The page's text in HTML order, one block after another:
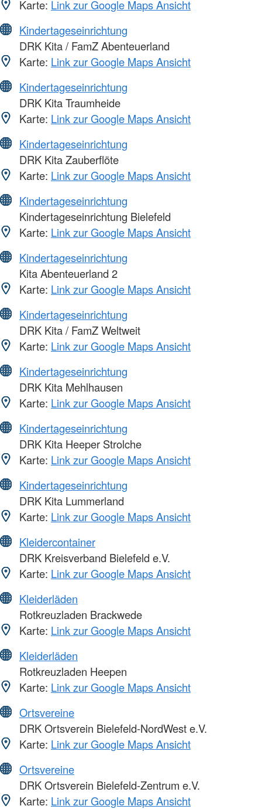
Karte: Link zur Google Maps Ansicht
Kindertageseinrichtung
DRK Kita / FamZ Abenteuerland
Karte: Link zur Google Maps Ansicht
Kindertageseinrichtung
DRK Kita Traumheide
Karte: Link zur Google Maps Ansicht
Kindertageseinrichtung
DRK Kita Zauberflöte
Karte: Link zur Google Maps Ansicht
Kindertageseinrichtung
Kindertageseinrichtung Bielefeld
Karte: Link zur Google Maps Ansicht
Kindertageseinrichtung
Kita Abenteuerland 2
Karte: Link zur Google Maps Ansicht
Kindertageseinrichtung
DRK Kita / FamZ Weltweit
Karte: Link zur Google Maps Ansicht
Kindertageseinrichtung
DRK Kita Mehlhausen
Karte: Link zur Google Maps Ansicht
Kindertageseinrichtung
DRK Kita Heeper Strolche
Karte: Link zur Google Maps Ansicht
Kindertageseinrichtung
DRK Kita Lummerland
Karte: Link zur Google Maps Ansicht
Kleidercontainer
DRK Kreisverband Bielefeld e.V.
Karte: Link zur Google Maps Ansicht
Kleiderläden
Rotkreuzladen Brackwede
Karte: Link zur Google Maps Ansicht
Kleiderläden
Rotkreuzladen Heepen
Karte: Link zur Google Maps Ansicht
Ortsvereine
DRK Ortsverein Bielefeld-NordWest e.V.
Karte: Link zur Google Maps Ansicht
Ortsvereine
DRK Ortsverein Bielefeld-Zentrum e.V.
Karte: Link zur Google Maps Ansicht